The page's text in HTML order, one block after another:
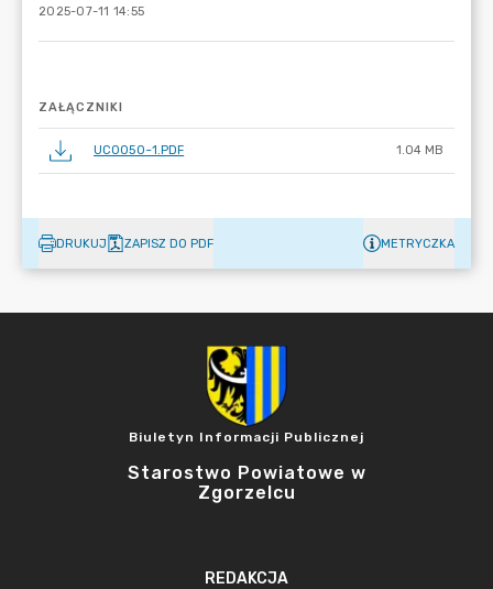
2025-07-11 14:55
ZAŁĄCZNIKI
UC0050~1.PDF 1.04 MB
DRUKUJ ZAPISZ DO PDF METRYCZKA
Biuletyn Informacji Publicznej
Starostwo Powiatowe w
Zgorzelcu
REDAKCJA